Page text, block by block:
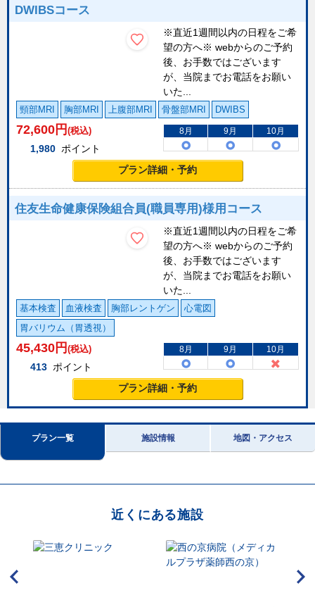
DWIBSコース
※直近1週間以内の日程をご希
望の方へ※ webからのご予約
後、お手数ではございます
が、当院までお電話をお願い
いた...
頸部MRI 胸部MRI 上腹部MRI 骨盤部MRI DWIBS
72,600 円 (税込)
1,980 ポイント
8月 9月 10月
プラン詳細・予約
住友生命健康保険組合員(職員専用)様用コース
※直近1週間以内の日程をご希
望の方へ※ webからのご予約
後、お手数ではございます
が、当院までお電話をお願い
いた...
基本検査 血液検査 胸部レントゲン
心電図
胃バリウム（胃透視）
45,430 円 (税込)
413 ポイント
8月 9月 10月
プラン詳細・予約
プラン一覧 施設情報 地図・アクセス
近くにある施設